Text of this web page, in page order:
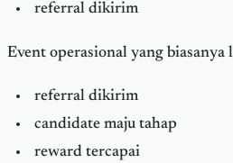
referral dikirim
Event operasional yang biasanya
referral dikirim
candidate maju tahap
reward tercapai